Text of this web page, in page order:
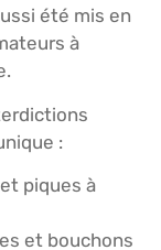
été mis en
à
:
piques à
et bouchons